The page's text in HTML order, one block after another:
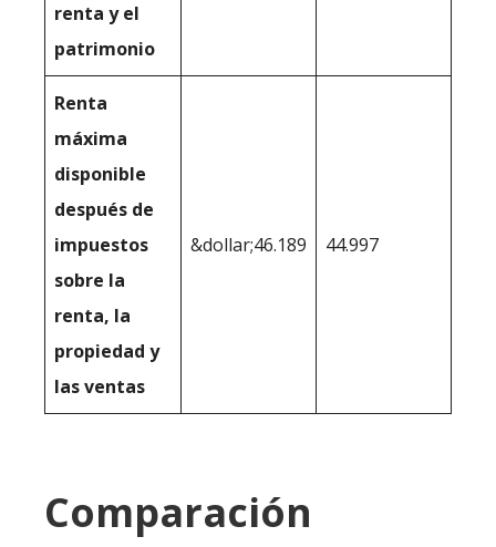
renta y el
patrimonio
Renta
máxima
disponible
después de
impuestos
sobre la
renta, la
propiedad y
las ventas
&dollar;46.189 44.997
Comparación